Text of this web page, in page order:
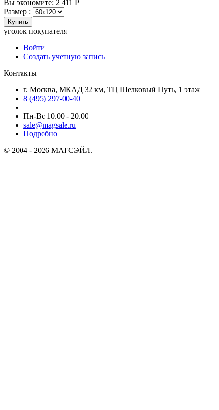
Вы экономите: 2 411 Р
Размер :
Купить
уголок покупателя
Войти
Создать учетную запись
Контакты
г. Москва, МКАД 32 км, ТЦ Шелковый Путь, 1 этаж
8 (495) 297-00-40
Пн-Вс 10.00 - 20.00
sale@magsale.ru
Подробно
© 2004 - 2026 МАГСЭЙЛ.